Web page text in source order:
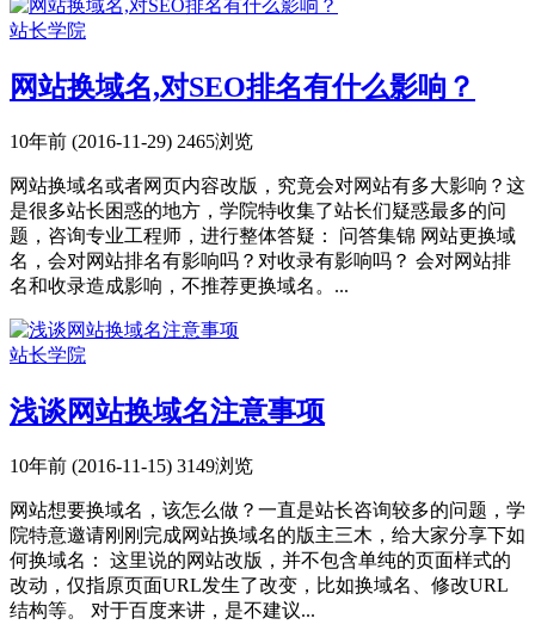
站长学院
网站换域名,对SEO排名有什么影响？
10年前 (2016-11-29) 2465浏览
网站换域名或者网页内容改版，究竟会对网站有多大影响？这
是很多站长困惑的地方，学院特收集了站长们疑惑最多的问
题，咨询专业工程师，进行整体答疑： 问答集锦 网站更换域
名，会对网站排名有影响吗？对收录有影响吗？ 会对网站排
名和收录造成影响，不推荐更换域名。...
站长学院
浅谈网站换域名注意事项
10年前 (2016-11-15) 3149浏览
网站想要换域名，该怎么做？一直是站长咨询较多的问题，学
院特意邀请刚刚完成网站换域名的版主三木，给大家分享下如
何换域名： 这里说的网站改版，并不包含单纯的页面样式的
改动，仅指原页面URL发生了改变，比如换域名、修改URL
结构等。 对于百度来讲，是不建议...